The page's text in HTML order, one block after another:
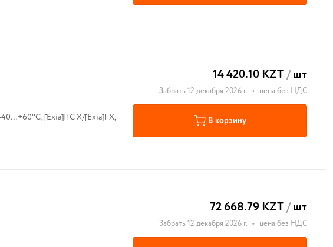
40…+60°С, [Exia]IIC X/[Exia]I X,
14 420.10 KZT/шт
Забрать 12 декабря 2026 г. • цена без НДС
В корзину
72 668.79 KZT/шт
Забрать 12 декабря 2026 г. • цена без НДС